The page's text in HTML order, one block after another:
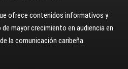
ofrece contenidos informativos y
mayor crecimiento en audiencia en
la comunicación caribeña.